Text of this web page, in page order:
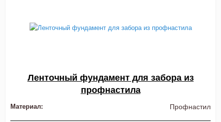
Ленточный фундамент для забора из
профнастила
Материал: Профнастил